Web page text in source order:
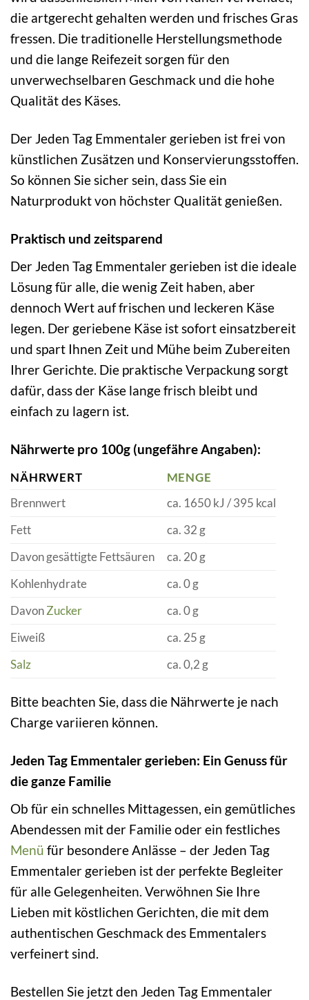
die artgerecht gehalten werden und frisches Gras
fressen. Die traditionelle Herstellungsmethode
und die lange Reifezeit sorgen für den
unverwechselbaren Geschmack und die hohe
Qualität des Käses.
Der Jeden Tag Emmentaler gerieben ist frei von
künstlichen Zusätzen und Konservierungsstoffen.
So können Sie sicher sein, dass Sie ein
Naturprodukt von höchster Qualität genießen.
Praktisch und zeitsparend
Der Jeden Tag Emmentaler gerieben ist die ideale
Lösung für alle, die wenig Zeit haben, aber
dennoch Wert auf frischen und leckeren Käse
legen. Der geriebene Käse ist sofort einsatzbereit
und spart Ihnen Zeit und Mühe beim Zubereiten
Ihrer Gerichte. Die praktische Verpackung sorgt
dafür, dass der Käse lange frisch bleibt und
einfach zu lagern ist.
Nährwerte pro 100g (ungefähre Angaben):
NÄHRWERT
MENGE
Brennwert
ca. 1650 kJ / 395 kcal
Fett
ca. 32 g
Davon gesättigte Fettsäuren
ca. 20 g
Kohlenhydrate
ca. 0 g
DavonZucker
ca. 0 g
Eiweiß
ca. 25 g
Salz
ca. 0,2 g
Bitte beachten Sie, dass die Nährwerte je nach
Charge variieren können.
Jeden Tag Emmentaler gerieben: Ein Genuss für
die ganze Familie
Ob für ein schnelles Mittagessen, ein gemütliches
Abendessen mit der Familie oder ein festliches
Menü für besondere Anlässe – der Jeden Tag
Emmentaler gerieben ist der perfekte Begleiter
für alle Gelegenheiten. Verwöhnen Sie Ihre
Lieben mit köstlichen Gerichten, die mit dem
authentischen Geschmack des Emmentalers
verfeinert sind.
Bestellen Sie jetzt den Jeden Tag Emmentaler